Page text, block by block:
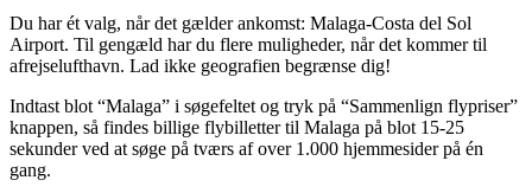
Du har ét valg, når det gælder ankomst: Malaga-Costa del Sol
Airport. Til gengæld har du flere muligheder, når det kommer til
afrejselufthavn. Lad ikke geografien begrænse dig!
Indtast blot “Malaga” i søgefeltet og tryk på “Sammenlign flypriser”
knappen, så findes billige flybilletter til Malaga på blot 15-25
sekunder ved at søge på tværs af over 1.000 hjemmesider på én
gang.